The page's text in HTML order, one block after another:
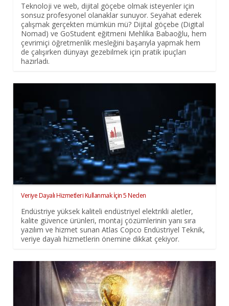
Teknoloji ve web, dijital göçebe olmak isteyenler için
sonsuz profesyonel olanaklar sunuyor. Seyahat ederek
çalışmak gerçekten mümkün mü? Dijital göçebe (Digital
Nomad) ve GoStudent eğitmeni Mehlika Babaoğlu, hem
çevrimiçi öğretmenlik mesleğini başarıyla yapmak hem
de çalışırken dünyayı gezebilmek için pratik ipuçları
hazırladı.
Veriye Dayalı Hizmetleri Kullanmak İçin 5 Neden
Endüstriye yüksek kaliteli endüstriyel elektrikli aletler,
kalite güvence ürünleri, montaj çözümlerinin yanı sıra
yazılım ve hizmet sunan Atlas Copco Endüstriyel Teknik,
veriye dayalı hizmetlerin önemine dikkat çekiyor.